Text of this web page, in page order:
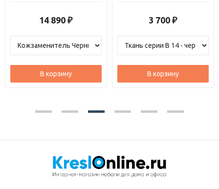
₽
В корзину В корзину